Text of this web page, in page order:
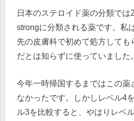
日本のステロイド薬の分類では
strongに分類される薬です。私
先の皮膚科で初めて処方しても
だとは知らずに使っていました。
今年一時帰国するまではこの薬
なかったです。しかしレベル4
ル3を比較すると、やはりレベ